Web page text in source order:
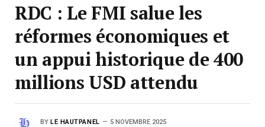
RDC : Le FMI salue les
réformes économiques et
un appui historique de 400
millions USD attendu
BY LE HAUTPANEL 5 NOVEMBRE 2025